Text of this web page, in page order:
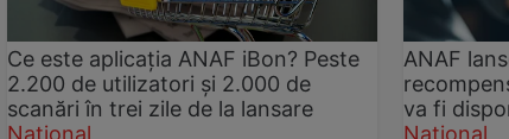
Ce este aplicația ANAF iBon? Peste
2.200 de utilizatori și 2.000 de
scanări în trei zile de la lansare
Național
ANAF
va fi
Național